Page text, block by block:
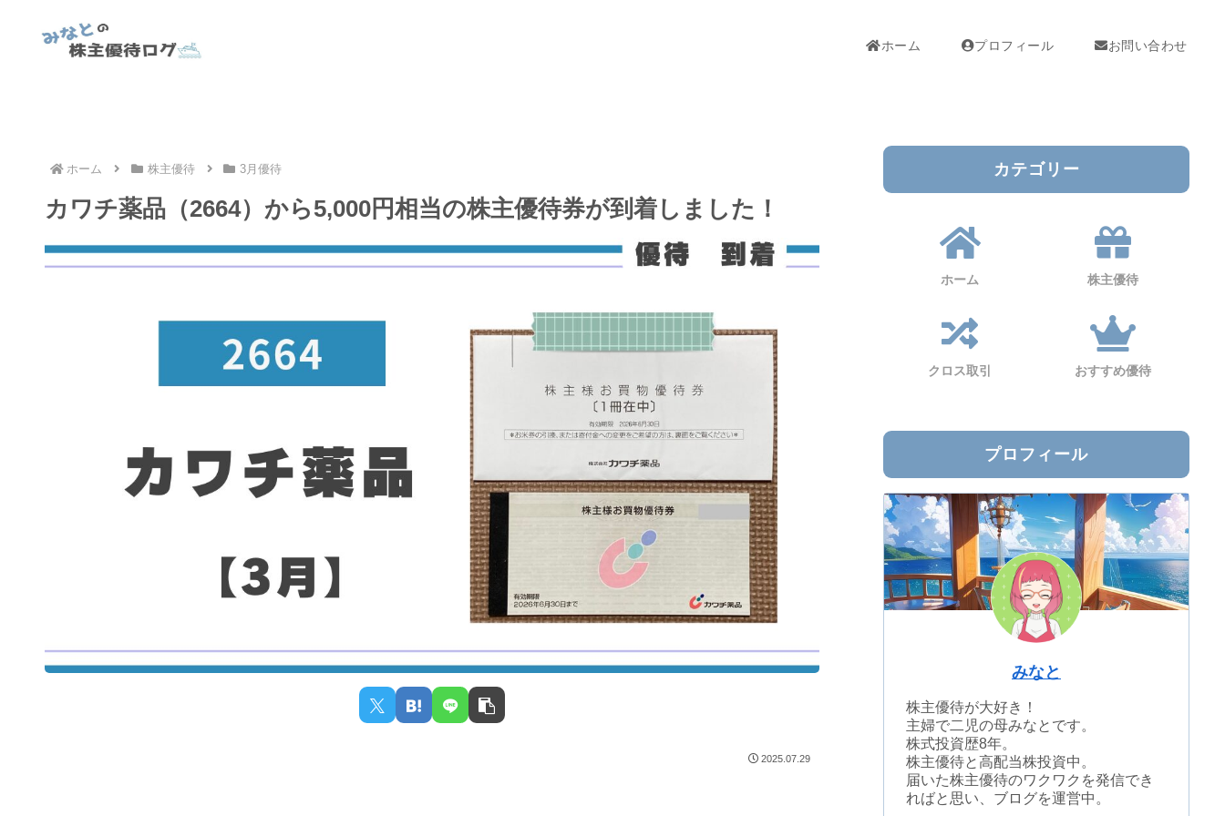
ホーム プロフィール お問い合わせ
ホーム 株主優待 3月優待
カワチ薬品（2664）から5,000円相当の株主優待券が到着しました！
2025.07.29
カテゴリー
ホーム 株主優待
クロス取引 おすすめ優待
プロフィール
みなと
株主優待が大好き！
主婦で二児の母みなとです。
株式投資歴8年。
株主優待と高配当株投資中。
届いた株主優待のワクワクを発信でき
ればと思い、ブログを運営中。